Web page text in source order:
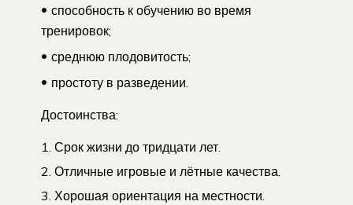
способность к обучению во время
тренировок;
среднюю плодовитость;
простоту в разведении.
Достоинства:
Срок жизни до тридцати лет.
Отличные игровые и лётные качества.
Хорошая ориентация на местности.